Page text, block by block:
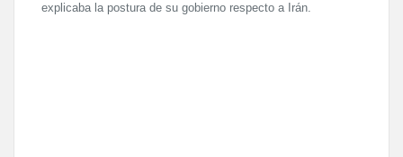
explicaba la postura de su gobierno respecto a Irán.